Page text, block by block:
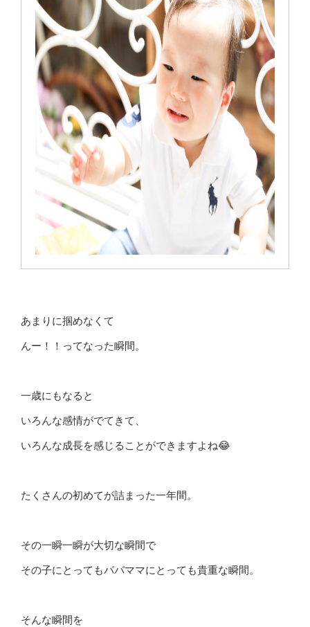
あまりに掴めなくて
んー！！ってなった瞬間。
一歳にもなると
いろんな感情がでてきて、
いろんな成長を感じることができますよね😂
たくさんの初めてが詰まった一年間。
その一瞬一瞬が大切な瞬間で
その子にとってもパパママにとっても貴重な瞬間。
そんな瞬間を